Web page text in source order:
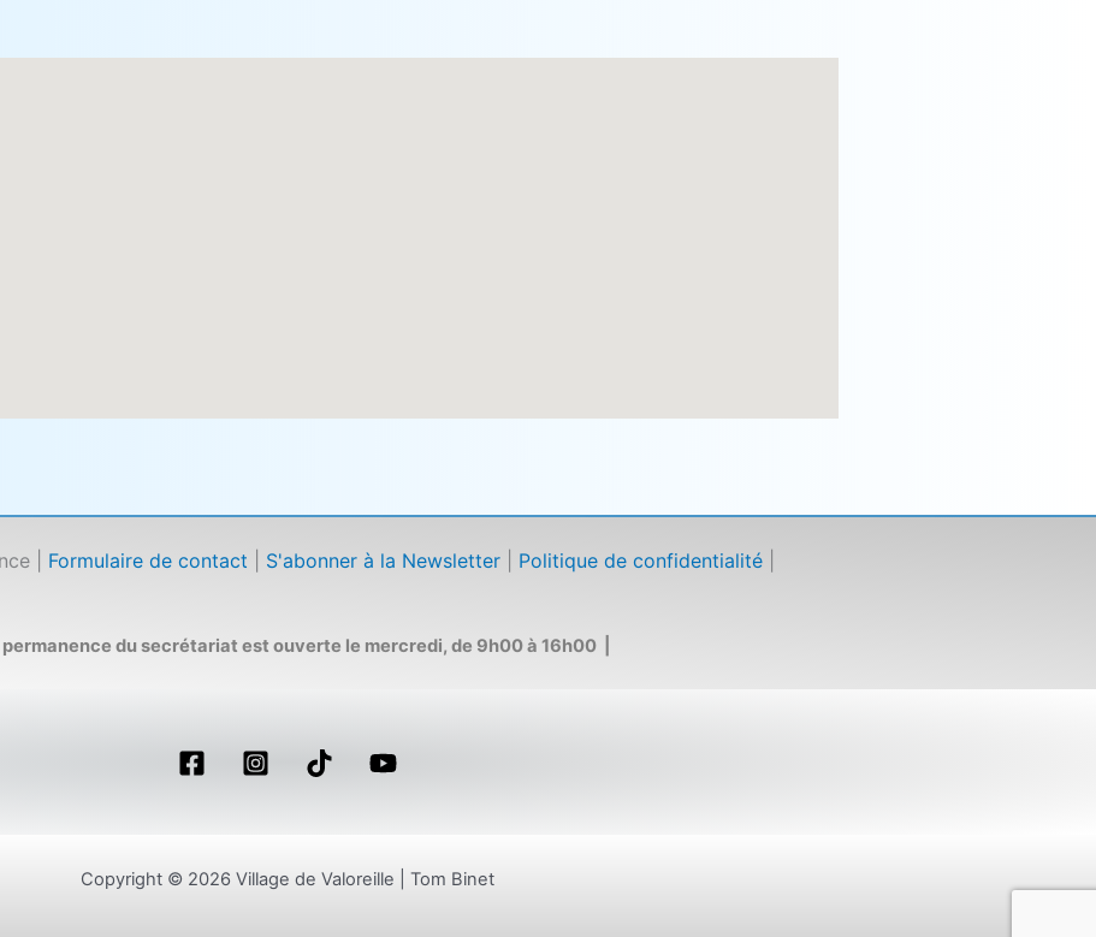
| Formulaire de contact S'abonner à la Newsletter Politique de confidentialité
permanence du secrétariat est ouverte le mercredi, de 9h00 à 16h00 |
Copyright © 2026 Village de Valoreille | Tom Binet